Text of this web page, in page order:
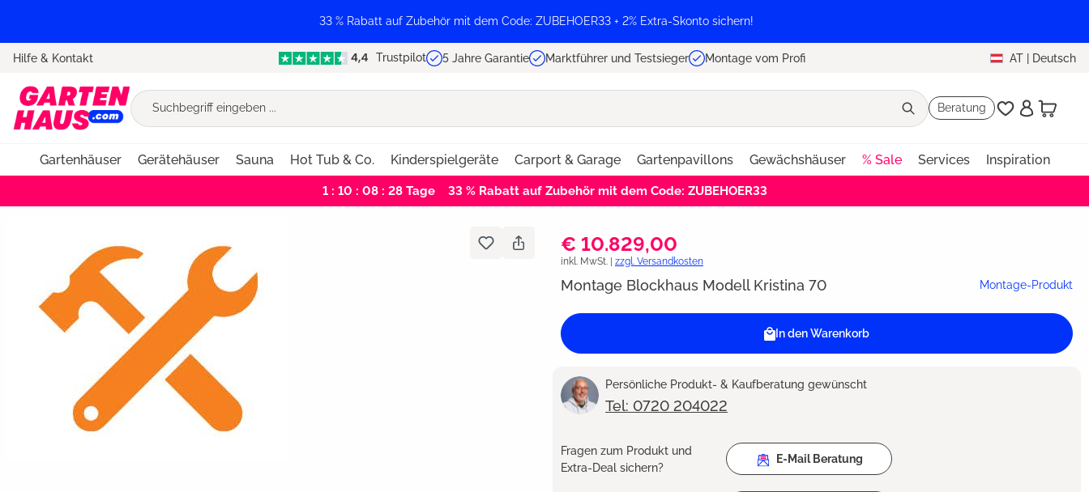
33 % Rabatt auf Zubehör mit dem Code: ZUBEHOER33 + 2% Extra-Skonto sichern!
Hilfe & Kontakt Trustpilot 5 Jahre Garantie Marktführer und Testsieger Montage vom Profi AT | Deutsch
Beratung
Gartenhäuser Gerätehäuser Sauna Hot Tub & Co. Kinderspielgeräte Carport & Garage Gartenpavillons Gewächshäuser % Sale Services Inspiration
1 : 10 : 08 : 27Tage 33 % Rabatt auf Zubehör mit dem Code: ZUBEHOER33
€ 10.829,00
inkl. MwSt. | zzgl. Versandkosten
Montage Blockhaus Modell Kristina 70 Montage-Produkt
In den Warenkorb
Persönliche Produkt- & Kaufberatung gewünscht
Tel: 0720 204022
Fragen zum Produkt und
Extra-Deal sichern?
E-Mail Beratung